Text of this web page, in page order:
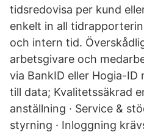
tidsredovisa per kund
enkelt in all
och intern tid.
arbetsgivare och
via BankID eller Hogia-
till data; Kvalitetssäkrad
anställning · Service &
styrning · Inloggning